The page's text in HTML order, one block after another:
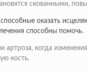
скованными,
оказать
способны помочь.
артроза, когда
кость.